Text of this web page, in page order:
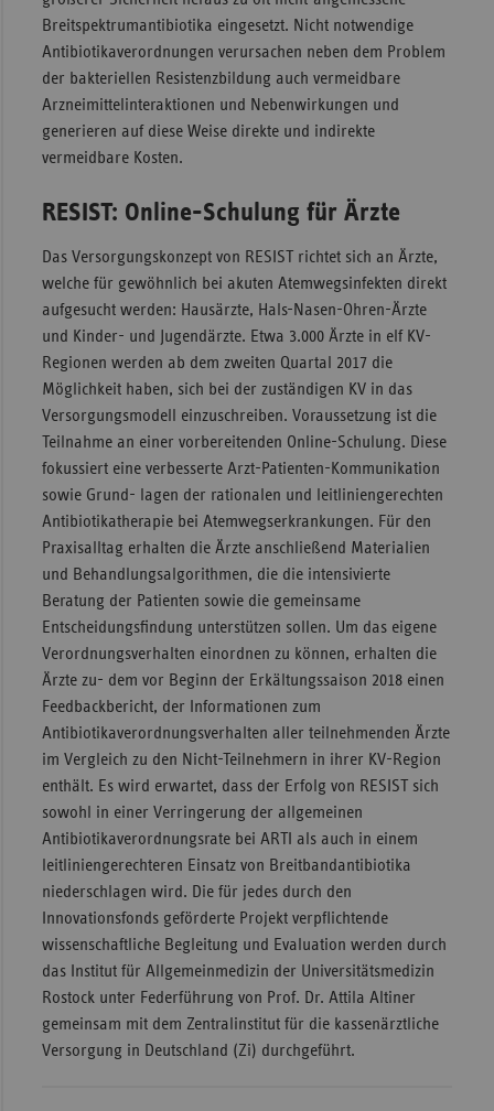
Breitspektrumantibiotika eingesetzt. Nicht notwendige
Antibiotikaverordnungen verursachen neben dem Problem
der bakteriellen Resistenzbildung auch vermeidbare
Arzneimittelinteraktionen und Nebenwirkungen und
generieren auf diese Weise direkte und indirekte
vermeidbare Kosten.
RESIST: Online-Schulung für Ärzte
Das Versorgungskonzept von RESIST richtet sich an Ärzte,
welche für gewöhnlich bei akuten Atemwegsinfekten direkt
aufgesucht werden: Hausärzte, Hals-Nasen-Ohren-Ärzte
und Kinder- und Jugendärzte. Etwa 3.000 Ärzte in elf KV-
Regionen werden ab dem zweiten Quartal 2017 die
Möglichkeit haben, sich bei der zuständigen KV in das
Versorgungsmodell einzuschreiben. Voraussetzung ist die
Teilnahme an einer vorbereitenden Online-Schulung. Diese
fokussiert eine verbesserte Arzt-Patienten-Kommunikation
sowie Grund- lagen der rationalen und leitliniengerechten
Antibiotikatherapie bei Atemwegserkrankungen. Für den
Praxisalltag erhalten die Ärzte anschließend Materialien
und Behandlungsalgorithmen, die die intensivierte
Beratung der Patienten sowie die gemeinsame
Entscheidungsfindung unterstützen sollen. Um das eigene
Verordnungsverhalten einordnen zu können, erhalten die
Ärzte zu- dem vor Beginn der Erkältungssaison 2018 einen
Feedbackbericht, der Informationen zum
Antibiotikaverordnungsverhalten aller teilnehmenden Ärzte
im Vergleich zu den Nicht-Teilnehmern in ihrer KV-Region
enthält. Es wird erwartet, dass der Erfolg von RESIST sich
sowohl in einer Verringerung der allgemeinen
Antibiotikaverordnungsrate bei ARTI als auch in einem
leitliniengerechteren Einsatz von Breitbandantibiotika
niederschlagen wird. Die für jedes durch den
Innovationsfonds geförderte Projekt verpflichtende
wissenschaftliche Begleitung und Evaluation werden durch
das Institut für Allgemeinmedizin der Universitätsmedizin
Rostock unter Federführung von Prof. Dr. Attila Altiner
gemeinsam mit dem Zentralinstitut für die kassenärztliche
Versorgung in Deutschland (Zi) durchgeführt.